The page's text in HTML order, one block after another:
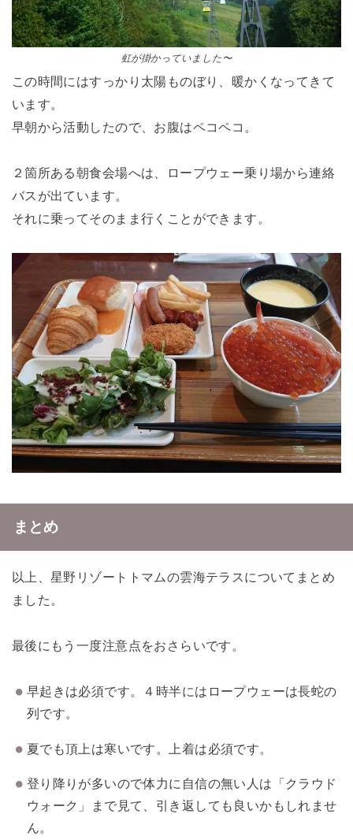
虹が掛かっていました〜
この時間にはすっかり太陽ものぼり、暖かくなってきて
います。
早朝から活動したので、お腹はペコペコ。
２箇所ある朝食会場へは、ロープウェー乗り場から連絡
バスが出ています。
それに乗ってそのまま行くことができます。
まとめ
以上、星野リゾートトマムの雲海テラスについてまとめ
ました。
最後にもう一度注意点をおさらいです。
早起きは必須です。４時半にはロープウェーは長蛇の
列です。
夏でも頂上は寒いです。上着は必須です。
登り降りが多いので体力に自信の無い人は「クラウド
ウォーク」まで見て、引き返しても良いかもしれませ
ん。